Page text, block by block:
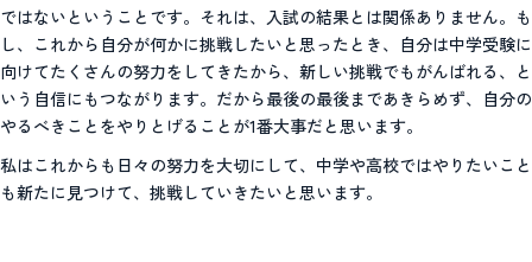
ではないということです。それは、入試の結果とは関係ありません。も
し、これから自分が何かに挑戦したいと思ったとき、自分は中学受験に
向けてたくさんの努力をしてきたから、新しい挑戦でもがんばれる、と
いう自信にもつながります。だから最後の最後まであきらめず、自分の
やるべきことをやりとげることが1番大事だと思います。
私はこれからも日々の努力を大切にして、中学や高校ではやりたいこと
も新たに見つけて、挑戦していきたいと思います。